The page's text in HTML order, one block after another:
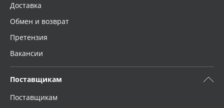
Доставка
Обмен и возврат
Претензия
Вакансии
Поставщикам
Поставщикам